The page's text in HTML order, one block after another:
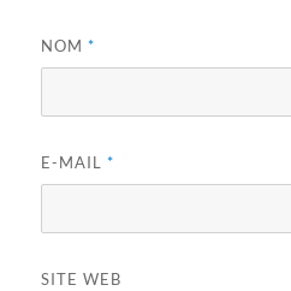
NOM*
E-MAIL*
SITE WEB